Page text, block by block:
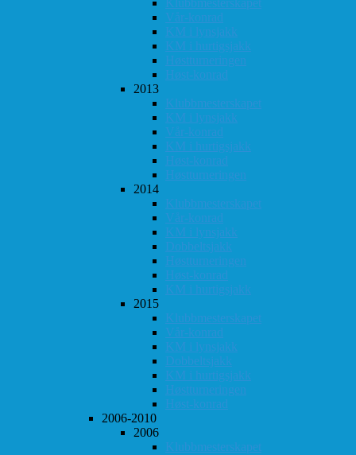
Vår-konrad
KM i lynsjakk
KM i hurtigsjakk
Høstturneringen
Høst-konrad
2013
Klubbmesterskapet
KM i lynsjakk
Vår-konrad
KM i hurtigsjakk
Høst-konrad
Høstturneringen
2014
Klubbmesterskapet
Vår-konrad
KM i lynsjakk
Dobbeltsjakk
Høstturneringen
Høst-konrad
KM i hurtigsjakk
2015
Klubbmesterskapet
Vår-konrad
KM i lynsjakk
Dobbeltsjakk
KM i hurtigsjakk
Høstturneringen
Høst-konrad
2006-2010
2006
Klubbmesterskapet